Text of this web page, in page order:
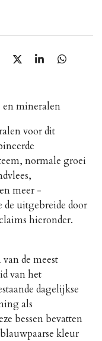
D
S
e
D
en mineralen
voor dit
normale groei
meer -
de uitgebreide door
hieronder.
de meest
van het
dagelijkse
als
bessen bevatten
kleur